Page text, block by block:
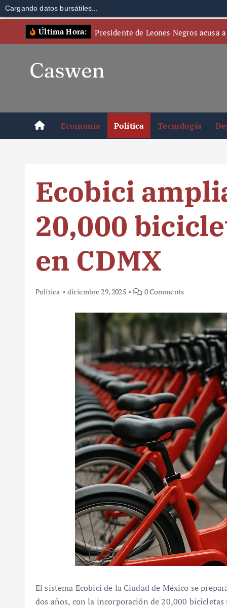
Cargando datos bursátiles...
Última Hora: Presidente de Leones Negros acusa
Economía Política Tecnología
Ecobici
20,000
en CDMX
Política diciembre 29, 2025 0 Comments
El sistema Ecobici de la Ciudad de México se
dos años, con la incorporación de 20,000